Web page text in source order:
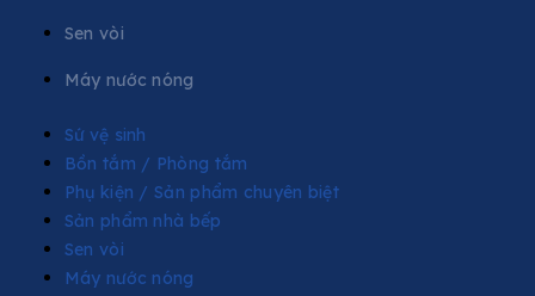
Sen vòi
Máy nước nóng
Sứ vệ sinh
Bồn tắm / Phòng tắm
Phụ kiện / Sản phẩm chuyên biệt
Sản phẩm nhà bếp
Sen vòi
Máy nước nóng